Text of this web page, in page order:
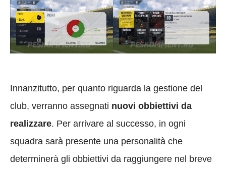
Innanzitutto, per quanto riguarda la gestione del
club, verranno assegnati nuovi obbiettivi da
realizzare. Per arrivare al successo, in ogni
squadra sarà presente una personalità che
determinerà gli obbiettivi da raggiungere nel breve